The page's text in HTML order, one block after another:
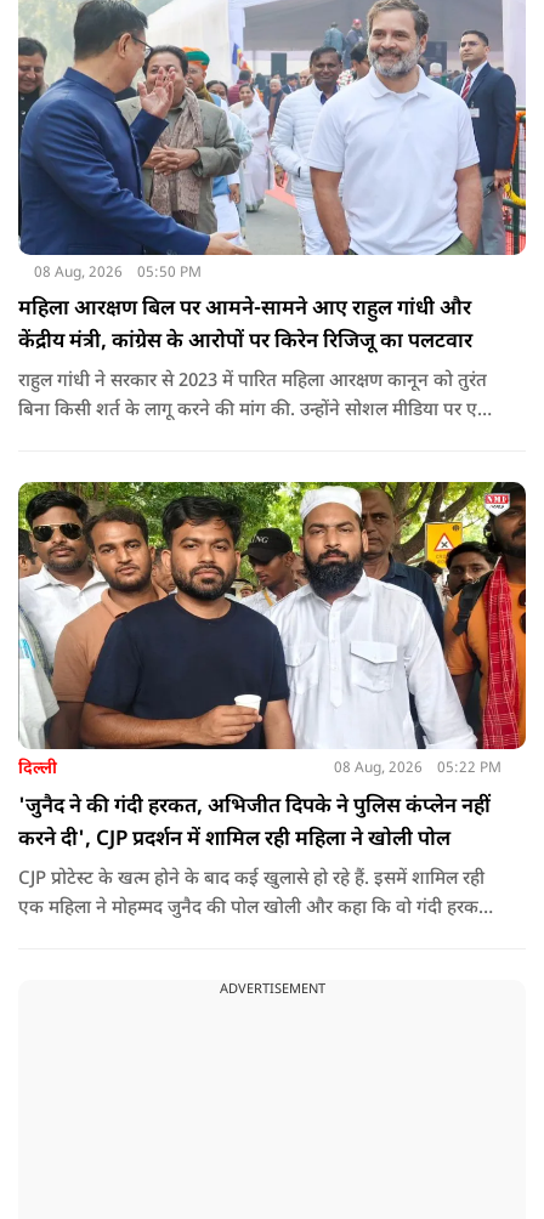
08 Aug, 2026 05:50 PM
महिला आरक्षण बिल पर आमने-सामने आए राहुल गांधी और
केंद्रीय मंत्री, कांग्रेस के आरोपों पर किरेन रिजिजू का पलटवार
राहुल गांधी ने सरकार से 2023 में पारित महिला आरक्षण कानून को तुरंत
बिना किसी शर्त के लागू करने की मांग की. उन्होंने सोशल मीडिया पर एक
दिल्ली 08 Aug, 2026 05:22 PM
'जुनैद ने की गंदी हरकत, अभिजीत दिपके ने पुलिस कंप्लेन नहीं
करने दी', CJP प्रदर्शन में शामिल रही महिला ने खोली पोल
CJP प्रोटेस्ट के खत्म होने के बाद कई खुलासे हो रहे हैं. इसमें शामिल रही
एक महिला ने मोहम्मद जुनैद की पोल खोली और कहा कि वो गंदी हरकतें
ADVERTISEMENT